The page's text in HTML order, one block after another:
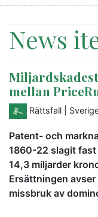
News
mellan
Rättsfall |
Patent- och
1860-22 slagit fast
14,3 miljarder
Ersättningen
missbruk av